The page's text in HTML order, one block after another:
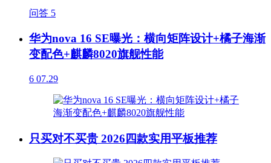
问答 5
华为nova 16 SE曝光：横向矩阵设计+橘子海渐
变配色+麒麟8020旗舰性能
6 07.29
只买对不买贵 2026四款实用平板推荐